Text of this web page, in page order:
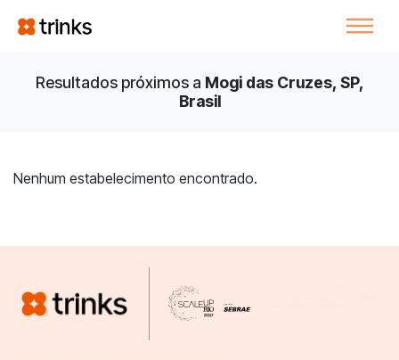
Resultados próximos a Mogi das Cruzes, SP,
Brasil
Nenhum estabelecimento encontrado.